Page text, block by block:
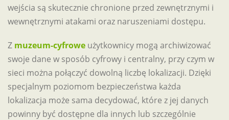
wejścia są skutecznie chronione przed zewnętrznymi i
wewnętrznymi atakami oraz naruszeniami dostępu.
Z muzeum-cyfrowe użytkownicy mogą archiwizować
swoje dane w sposób cyfrowy i centralny, przy czym w
sieci można połączyć dowolną liczbę lokalizacji. Dzięki
specjalnym poziomom bezpieczeństwa każda
lokalizacja może sama decydować, które z jej danych
powinny być dostępne dla innych lub szczególnie